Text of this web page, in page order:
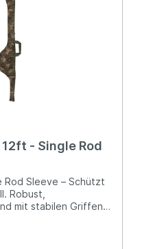
- Single Rod
Rod Sleeve – Schützt
Robust,
mit stabilen Griffen
Butt-Ringe